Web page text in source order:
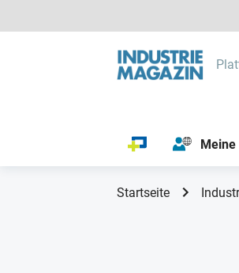
Meine
Startseite